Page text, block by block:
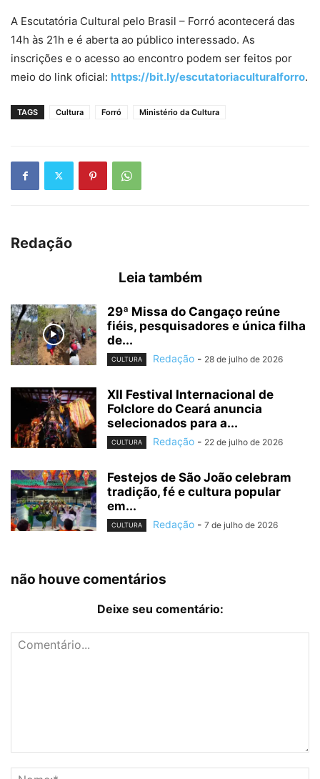
A Escutatória Cultural pelo Brasil – Forró acontecerá das
14h às 21h e é aberta ao público interessado. As
inscrições e o acesso ao encontro podem ser feitos por
meio do link oficial: https://bit.ly/escutatoriaculturalforro.
TAGS Cultura Forró Ministério da Cultura
Redação
Leia também
29ª Missa do Cangaço reúne
fiéis, pesquisadores e única filha
de...
CULTURA Redação - 28 de julho de 2026
XII Festival Internacional de
Folclore do Ceará anuncia
selecionados para a...
CULTURA Redação - 22 de julho de 2026
Festejos de São João celebram
tradição, fé e cultura popular
em...
CULTURA Redação - 7 de julho de 2026
não houve comentários
Deixe seu comentário: